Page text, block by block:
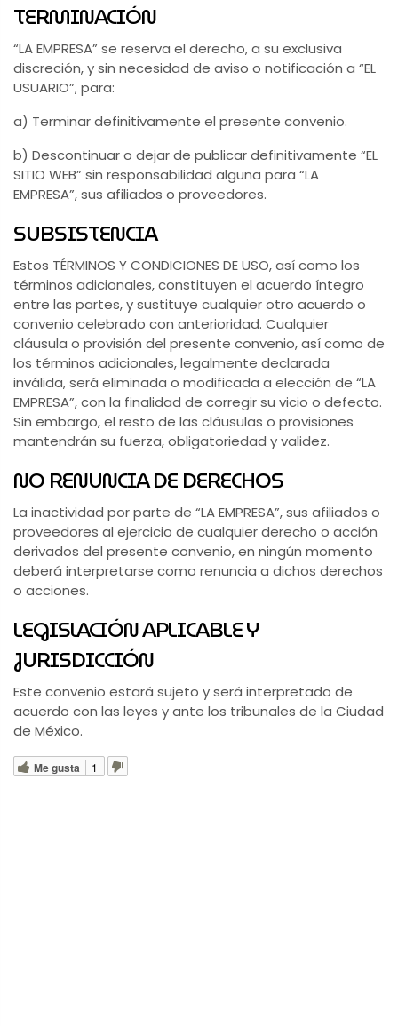
TERMINACIÓN
“LA EMPRESA” se reserva el derecho, a su exclusiva
discreción, y sin necesidad de aviso o notificación a “EL
USUARIO”, para:
a) Terminar definitivamente el presente convenio.
b) Descontinuar o dejar de publicar definitivamente “EL
SITIO WEB” sin responsabilidad alguna para “LA
EMPRESA”, sus afiliados o proveedores.
SUBSISTENCIA
Estos TÉRMINOS Y CONDICIONES DE USO, así como los
términos adicionales, constituyen el acuerdo íntegro
entre las partes, y sustituye cualquier otro acuerdo o
convenio celebrado con anterioridad. Cualquier
cláusula o provisión del presente convenio, así como de
los términos adicionales, legalmente declarada
inválida, será eliminada o modificada a elección de “LA
EMPRESA”, con la finalidad de corregir su vicio o defecto.
Sin embargo, el resto de las cláusulas o provisiones
mantendrán su fuerza, obligatoriedad y validez.
NO RENUNCIA DE DERECHOS
La inactividad por parte de “LA EMPRESA”, sus afiliados o
proveedores al ejercicio de cualquier derecho o acción
derivados del presente convenio, en ningún momento
deberá interpretarse como renuncia a dichos derechos
o acciones.
LEGISLACIÓN APLICABLE Y
JURISDICCIÓN
Este convenio estará sujeto y será interpretado de
acuerdo con las leyes y ante los tribunales de la Ciudad
de México.
Me gusta 1